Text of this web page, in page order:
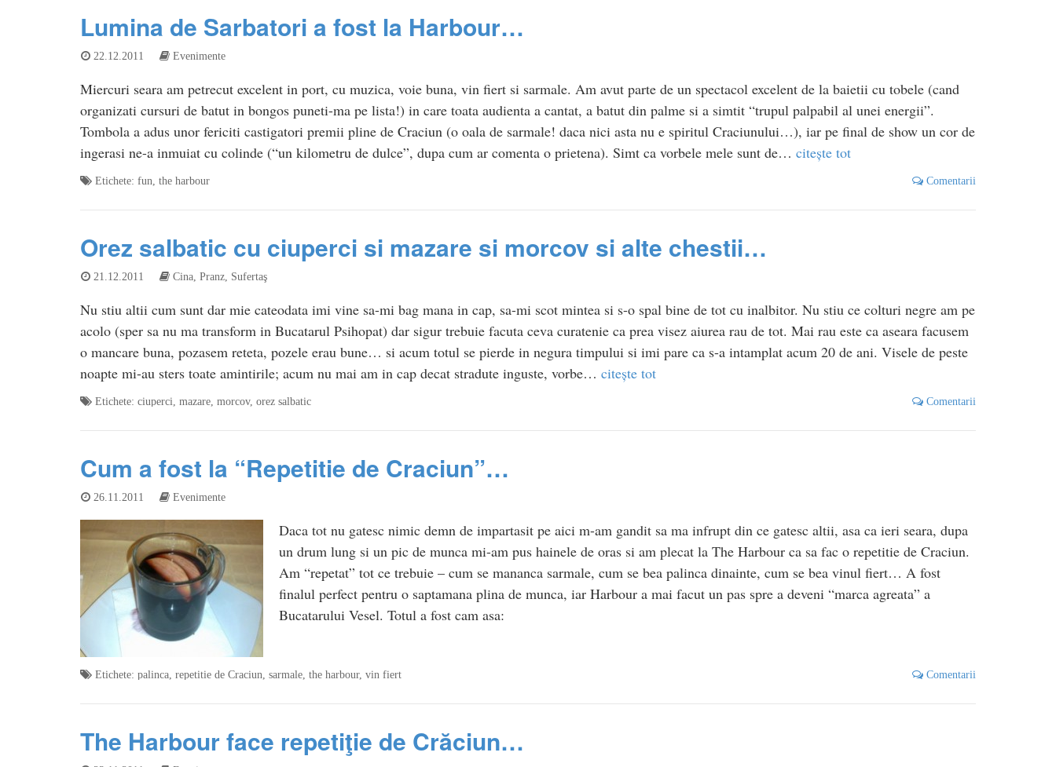
Lumina de Sarbatori a fost la Harbour…
22.12.2011 Evenimente
Miercuri seara am petrecut excelent in port, cu muzica, voie buna, vin fiert si sarmale. Am avut parte de un spectacol excelent de la baietii cu tobele (cand
organizati cursuri de batut in bongos puneti-ma pe lista!) in care toata audienta a cantat, a batut din palme si a simtit “trupul palpabil al unei energii”.
Tombola a adus unor fericiti castigatori premii pline de Craciun (o oala de sarmale! daca nici asta nu e spiritul Craciunului…), iar pe final de show un cor de
ingerasi ne-a inmuiat cu colinde (“un kilometru de dulce”, dupa cum ar comenta o prietena). Simt ca vorbele mele sunt de… citește tot
Etichete: fun the harbour Comentarii
Orez salbatic cu ciuperci si mazare si morcov si alte chestii…
21.12.2011 Cina Pranz Sufertaş
Nu stiu altii cum sunt dar mie cateodata imi vine sa-mi bag mana in cap, sa-mi scot mintea si s-o spal bine de tot cu inalbitor. Nu stiu ce colturi negre am pe
acolo (sper sa nu ma transform in Bucatarul Psihopat) dar sigur trebuie facuta ceva curatenie ca prea visez aiurea rau de tot. Mai rau este ca aseara facusem
o mancare buna, pozasem reteta, pozele erau bune… si acum totul se pierde in negura timpului si imi pare ca s-a intamplat acum 20 de ani. Visele de peste
noapte mi-au sters toate amintirile; acum nu mai am in cap decat stradute inguste, vorbe… citește tot
Etichete: ciuperci mazare morcov, orez salbatic Comentarii
Cum a fost la “Repetitie de Craciun”…
26.11.2011 Evenimente
Daca tot nu gatesc nimic demn de impartasit pe aici m-am gandit sa ma infrupt din ce gatesc altii, asa ca ieri seara, dupa
un drum lung si un pic de munca mi-am pus hainele de oras si am plecat la The Harbour ca sa fac o repetitie de Craciun.
Am “repetat” tot ce trebuie – cum se mananca sarmale, cum se bea palinca dinainte, cum se bea vinul fiert… A fost
finalul perfect pentru o saptamana plina de munca, iar Harbour a mai facut un pas spre a deveni “marca agreata” a
Bucatarului Vesel. Totul a fost cam asa:
Etichete: palinca repetitie de Craciun sarmale the harbour, vin fiert Comentarii
The Harbour face repetiţie de Crăciun…